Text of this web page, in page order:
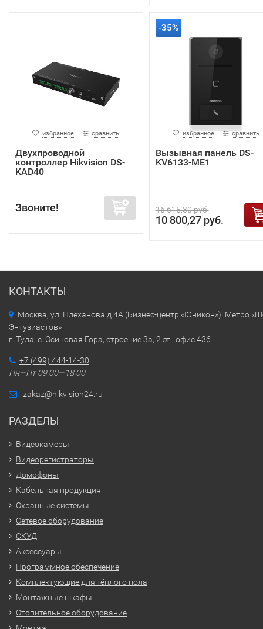
избранное сравнить
Двухпроводной
контроллер Hikvision DS-
KAD40
Звоните!
-35%
избранное сравнить
Вызывная панель DS-
KV6133-ME1
16 615,80 руб.
10 800,27 руб.
КОНТАКТЫ
Москва, ул. Плеханова д.4А (Бизнес-центр «Юникон»). Метро
Энтузиастов»
г. Тула, с. Осиновая Гора, строение 3а, 2 эт., офис 436
+7 (499) 444-14-30
Пн—Пт 09:00—18:00
zakaz@hikvision24.ru
РАЗДЕЛЫ
Видеокамеры
Видеорегистраторы
Домофоны
Кабельная продукция
Охранные системы
Сетевое оборудование
СКУД
Аксессуары
Программное обеспечение
Комплектующие для тёплого пола
Монтажные шкафы
Отопительное оборудование